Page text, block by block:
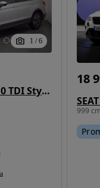
1 / 6
SEAT Tarraco 2.0 TDI Style DSG
999
18